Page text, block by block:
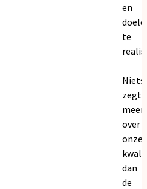
en
te
Niets
zegt
meer
over
onze
dan
de